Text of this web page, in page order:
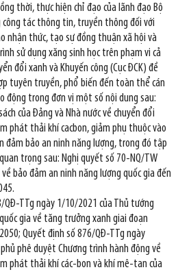
thời, thực hiện chỉ đạo của lãnh đạo Bộ
công tác thông tin, truyền thông đối với
nhận thức, tạo sự đồng thuận xã hội và
sử dụng xăng sinh học trên phạm vi cả
đổi xanh và Khuyến công (Cục ĐCK) đề
tuyên truyền, phổ biến đến toàn thể cán
động trong đơn vị một số nội dung sau:
của Đảng và Nhà nước về chuyển đổi
phát thải khí cacbon, giảm phụ thuộc vào
đảm bảo an ninh năng lượng, trong đó tập
trọng sau: Nghị quyết số 70-NQ/TW
bảo đảm an ninh năng lượng quốc gia đến
QĐ-TTg ngày 1/10/2021 của Thủ tướng
gia về tăng trưởng xanh giai đoạn
Quyết định số 876/QĐ-TTg ngày
phê duyệt Chương trình hành động về
phát thải khí các-bon và khí mê-tan của